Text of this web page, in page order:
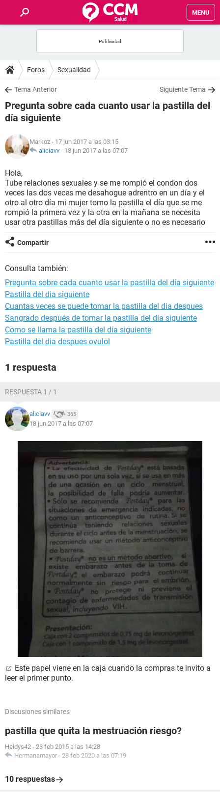
MENU
FOROS
SALUD
FAMILIA
NUTRICIÓN
SEXUALIDAD
GLOSARIO
Foros Sexualidad
Tema Anterior Siguiente Tema
Pregunta sobre cada cuanto usar la pastilla del
día siguiente
Markoz - 17 jun 2017 a las 03:15
aliciavv - 18 jun 2017 a las 07:07
Hola,
Tube relaciones sexuales y se me rompió el condon dos
veces las dos veces me desahogue adrentro en un día y el
otro al otro día mi mujer tomo la pastilla el día que se me
rompió la primera vez y la otra en la mañana se necesita
usar otra pastillas más del día siguiente o no es necesario
Compartir
Consulta también:
Pregunta sobre cada cuanto usar la pastilla del día siguiente
Pastilla del dia siguiente
Cuantas veces se puede tomar la pastilla del dia despues
Sangrado después de tomar la pastilla del día siguiente
Como se llama la pastilla del día siguiente
Pastilla del dia despues ovulol
1 respuesta
RESPUESTA 1 / 1
aliciavv 365
18 jun 2017 a las 07:07
Este papel viene en la caja cuando la compras te invito a
leer el primer punto.
Discusiones similares
pastilla que quita la mestruación riesgo?
Heidys42 - 23 feb 2015 a las 14:28
Hermanamayor - 28 feb 2020 a las 07:19
10 respuestas